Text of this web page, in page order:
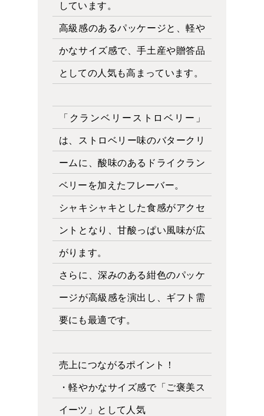
しています。
高級感のあるパッケージと、軽や
かなサイズ感で、手土産や贈答品
としての人気も高まっています。
「クランベリーストロベリー」
は、ストロベリー味のバタークリ
ームに、酸味のあるドライクラン
ベリーを加えたフレーバー。
シャキシャキとした食感がアクセ
ントとなり、甘酸っぱい風味が広
がります。
さらに、深みのある紺色のパッケ
ージが高級感を演出し、ギフト需
要にも最適です。
売上につながるポイント！
・軽やかなサイズ感で「ご褒美ス
イーツ」として人気